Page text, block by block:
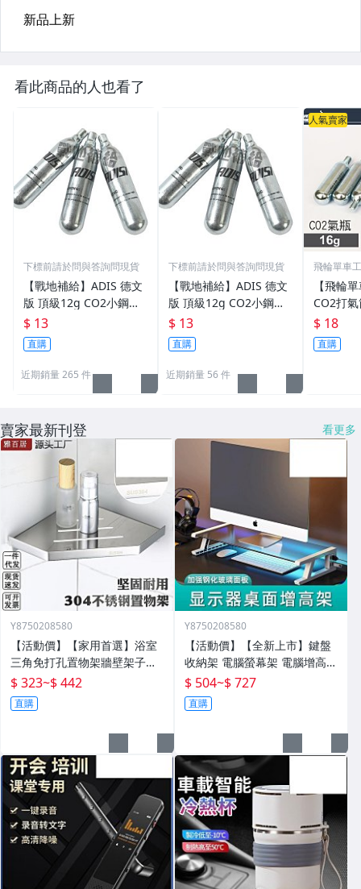
看此商品的人也看了
下標前請於問與答詢問現貨
【戰地補給】ADIS 德文
版 頂級12g CO2小鋼瓶
(品質穩定、壓力足、氣
體乾淨)
$ 13
直購
近期銷量 265 件
下標前請於問與答詢問現貨
【戰地補給】ADIS 德文
版 頂級12g CO2小鋼瓶
(品質穩定，壓力足，氣
體乾淨)
$ 13
直購
近期銷量 56 件
人氣賣家
飛輪單車
【飛輪
CO2打
CO2氣
氣瓶 (有
00]
$ 18
直購
賣家最新刊登 看更多
Y8750208580
【活動價】【家用首選】浴室
三角免打孔置物架牆壁架子壁
掛分層置物架衛生間轉角架三
角籃
$ 323~$ 442
直購
Y8750208580
【活動價】【全新上市】鍵盤
收納架 電腦螢幕架 電腦增高架
電腦架 置物增高架 桌面電腦架
螢幕增高架 螢幕收納架 臺式
$ 504~$ 727
直購